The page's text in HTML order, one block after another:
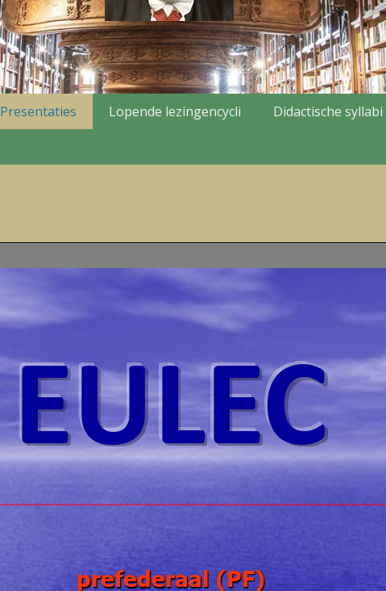
Presentaties Lopende lezingencycli Didactische syllabi